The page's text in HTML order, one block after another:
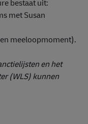
bestaat uit:
met Susan
meeloopmoment).
en het
(WLS) kunnen